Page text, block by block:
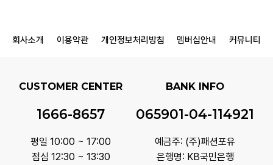
회사소개 이용약관 개인정보처리방침 멤버십안내 커뮤니티
CUSTOMER CENTER
1666-8657
평일 10:00 ~ 17:00
점심 12:30 ~ 13:30
BANK INFO
065901-04-114921
예금주: (주)패션포유
은행명: KB국민은행